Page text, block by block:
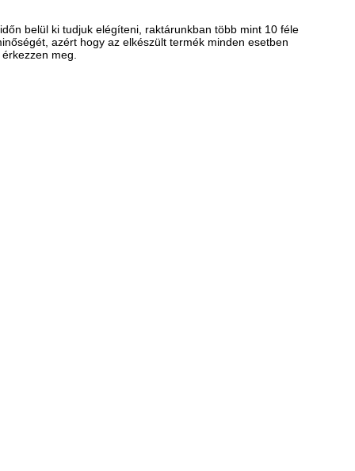
belül ki tudjuk elégíteni, raktárunkban több mint 10 féle
azért hogy az elkészült termék minden esetben
meg.